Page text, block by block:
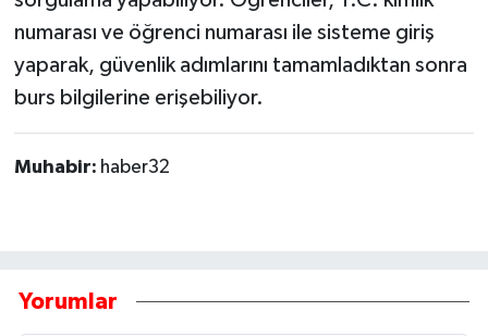
numarası ve öğrenci numarası ile sisteme giriş
yaparak, güvenlik adımlarını tamamladıktan sonra
burs bilgilerine erişebiliyor.
Muhabir: haber32
Yorumlar